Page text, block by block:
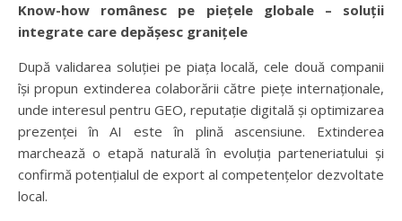
Know-how românesc pe piețele globale – soluții
integrate care depășesc granițele
După validarea soluției pe piața locală, cele două companii
își propun extinderea colaborării către piețe internaționale,
unde interesul pentru GEO, reputație digitală și optimizarea
prezenței în AI este în plină ascensiune. Extinderea
marchează o etapă naturală în evoluția parteneriatului și
confirmă potențialul de export al competențelor dezvoltate
local.